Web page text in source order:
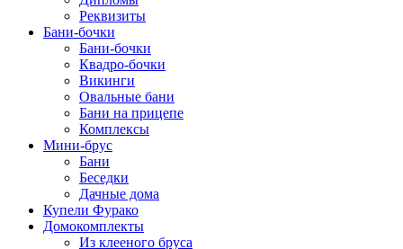
Реквизиты
Бани-бочки
Бани-бочки
Квадро-бочки
Викинги
Овальные бани
Бани на прицепе
Комплексы
Мини-брус
Бани
Беседки
Дачные дома
Купели Фурако
Домокомплекты
Из клееного бруса